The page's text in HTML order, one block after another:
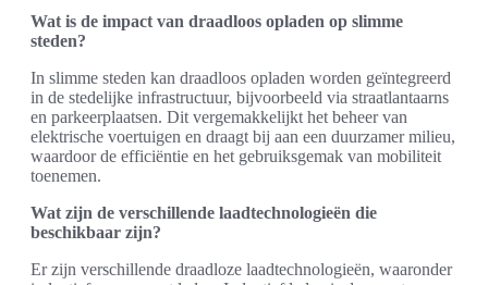
Wat is de impact van draadloos opladen op slimme
steden?
In slimme steden kan draadloos opladen worden geïntegreerd
in de stedelijke infrastructuur, bijvoorbeeld via straatlantaarns
en parkeerplaatsen. Dit vergemakkelijkt het beheer van
elektrische voertuigen en draagt bij aan een duurzamer milieu,
waardoor de efficiëntie en het gebruiksgemak van mobiliteit
toenemen.
Wat zijn de verschillende laadtechnologieën die
beschikbaar zijn?
Er zijn verschillende draadloze laadtechnologieën, waaronder